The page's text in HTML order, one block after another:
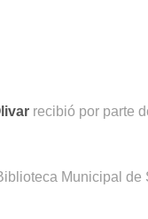
recibió por parte
Municipal